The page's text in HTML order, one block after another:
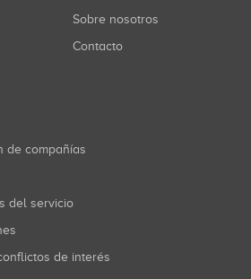
Sobre nosotros
Contacto
de compañías
del servicio
de interés